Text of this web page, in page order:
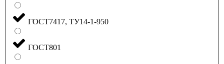
ГОСТ7417, ТУ14-1-950
ГОСТ801